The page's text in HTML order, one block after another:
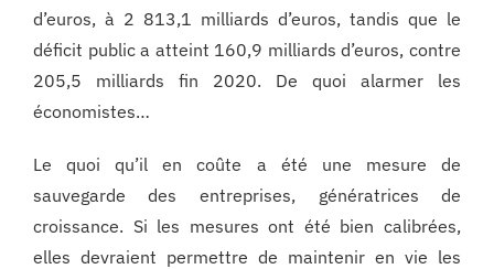
d’euros, à 2 813,1 milliards d’euros, tandis que le
déficit public a atteint 160,9 milliards d’euros, contre
205,5 milliards fin 2020. De quoi alarmer les
économistes…
Le quoi qu’il en coûte a été une mesure de
sauvegarde des entreprises, génératrices de
croissance. Si les mesures ont été bien calibrées,
elles devraient permettre de maintenir en vie les